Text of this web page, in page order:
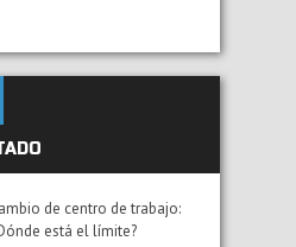
de centro de trabajo:
está el límite?